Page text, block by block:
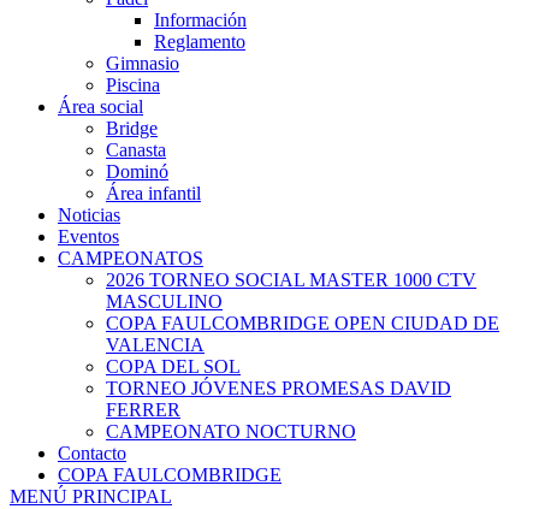
Información
Reglamento
Gimnasio
Piscina
Área social
Bridge
Canasta
Dominó
Área infantil
Noticias
Eventos
CAMPEONATOS
2026 TORNEO SOCIAL MASTER 1000 CTV
MASCULINO
COPA FAULCOMBRIDGE OPEN CIUDAD DE
VALENCIA
COPA DEL SOL
TORNEO JÓVENES PROMESAS DAVID
FERRER
CAMPEONATO NOCTURNO
Contacto
COPA FAULCOMBRIDGE
MENÚ PRINCIPAL